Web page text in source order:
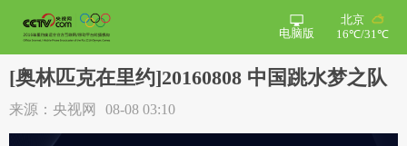
北京
16℃/31℃
电脑版
[奥林匹克在里约]20160808 中国跳水梦之队
来源：央视网 08-08 03:10